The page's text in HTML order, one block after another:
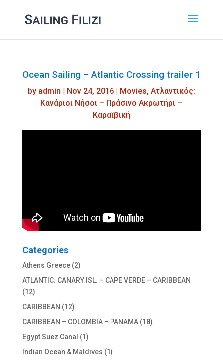
Ocean Sailing – Atlantic Crossing trailer 1
by admin | Nov 24, 2016| Movies, Ατλαντικός:
Κανάριοι Νήσοι – Πράσινο Ακρωτήρι –
Καραϊβική
Categories
Athens Greece(2)
ATLANTIC: CANARY ISL. – CAPE VERDE – CARIBBEAN
(12)
CARIBBEAN (12)
CARIBBEAN – COLOMBIA – PANAMA(18)
Egypt Suez Canal (1)
Indian Ocean & Maldives (1)